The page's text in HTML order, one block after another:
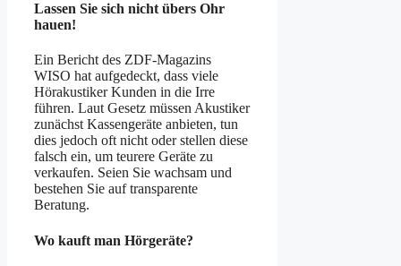
Lassen Sie sich nicht übers Ohr
hauen!
Ein Bericht des ZDF-Magazins
WISO hat aufgedeckt, dass viele
Hörakustiker Kunden in die Irre
führen. Laut Gesetz müssen Akustiker
zunächst Kassengeräte anbieten, tun
dies jedoch oft nicht oder stellen diese
falsch ein, um teurere Geräte zu
verkaufen. Seien Sie wachsam und
bestehen Sie auf transparente
Beratung.
Wo kauft man Hörgeräte?